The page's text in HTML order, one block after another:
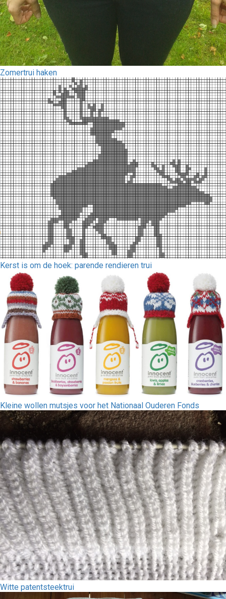
Zomertrui haken
Kerst is om de hoek: parende rendieren trui
Kleine wollen mutsjes voor het Nationaal Ouderen Fonds
Witte patentsteektrui